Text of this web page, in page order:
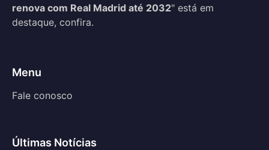
renova com Real Madrid até 2032" está em
destaque, confira.
Menu
Fale conosco
Últimas Notícias